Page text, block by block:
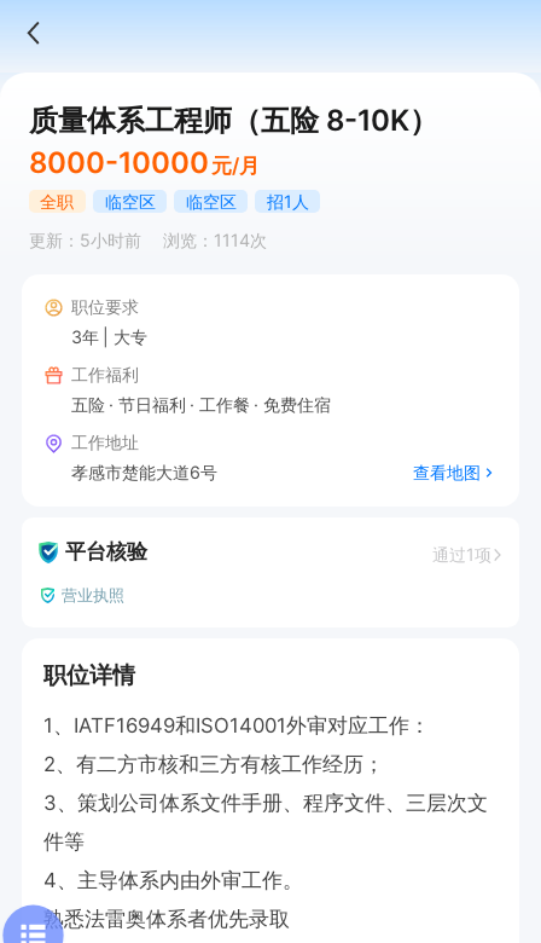
质量体系工程师（五险 8-10K）
8000-10000 元/月
全职 临空区 临空区
招1人
更新：5小时前
浏览：1114次
职位要求
3年
大专
工作福利
五险
节日福利 工作餐
免费住宿
工作地址
孝感市楚能大道6号
查看地图
平台核验 通过1项
营业执照
职位详情
1、IATF16949和ISO14001外审对应工作：
2、有二方市核和三方有核工作经历；
3、策划公司体系文件手册、程序文件、三层次文
件等
4、主导体系内由外审工作。
熟悉法雷奥体系者优先录取